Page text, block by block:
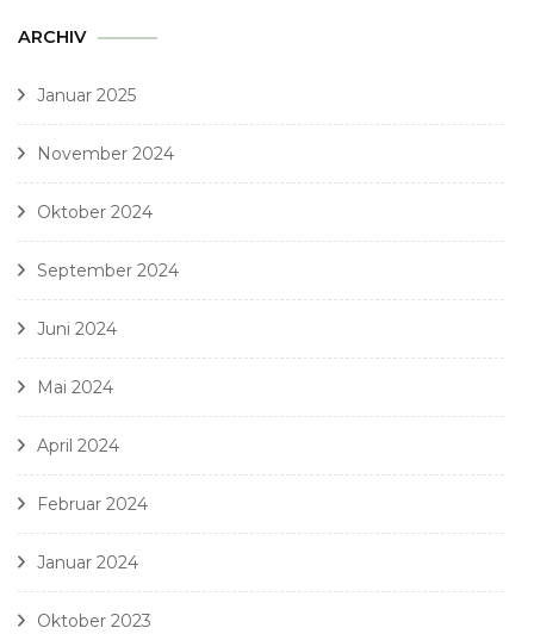
ARCHIV
Januar 2025
November 2024
Oktober 2024
September 2024
Juni 2024
Mai 2024
April 2024
Februar 2024
Januar 2024
Oktober 2023